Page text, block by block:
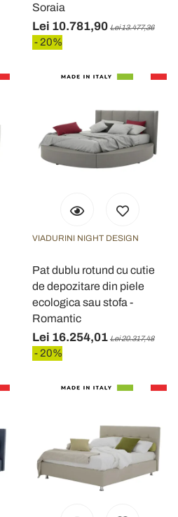
Soraia
Lei 10.781,90 Lei 13.477,36
- 20%
VIADURINI NIGHT DESIGN
Pat dublu rotund cu cutie
de depozitare din piele
ecologica sau stofa -
Romantic
Lei 16.254,01 Lei 20.317,48
- 20%